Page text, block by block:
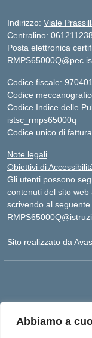
Abbiamo a
Indirizzo: Viale
Centralino:
Posta elettronica
Codice fiscale:
Codice
Codice Indice delle
istsc_rmps65000q
Codice unico di
Note legali
Obiettivi di
Gli utenti possono
contenuti del sito web
scrivendo al
Sito realizzato da